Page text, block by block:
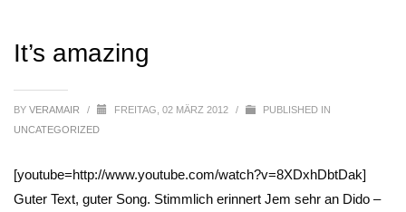
It’s amazing
BY VERAMAIR / FREITAG, 02 MÄRZ 2012 /
PUBLISHED IN
UNCATEGORIZED
[youtube=http://www.youtube.com/watch?v=8XDxhDbtDak]
Guter Text, guter Song. Stimmlich erinnert Jem sehr an Dido –